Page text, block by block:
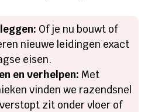
Of je nu bouwt of
nieuwe leidingen exact
eisen.
en verhelpen: Met
vinden we razendsnel
zit onder vloer of